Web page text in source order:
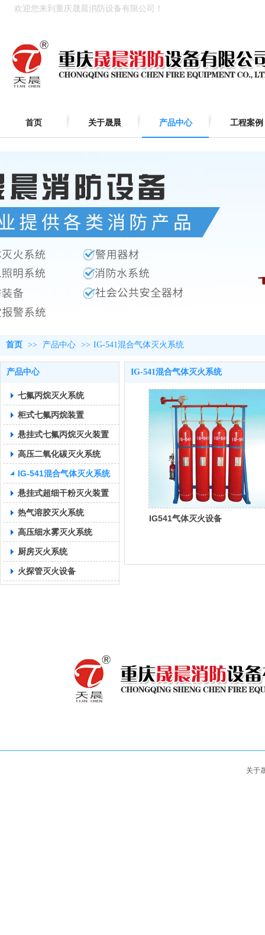
欢迎您来到重庆晟晨消防设备有限公司！
首页 关于晟晨 产品中心 工程案例
首页 >> 产品中心 >> IG-541混合气体灭火系统
产品中心
七氟丙烷灭火系统
柜式七氟丙烷装置
悬挂式七氟丙烷灭火装置
高压二氧化碳灭火系统
IG-541混合气体灭火系统
悬挂式超细干粉灭火装置
热气溶胶灭火系统
高压细水雾灭火系统
厨房灭火系统
火探管灭火设备
IG-541混合气体灭火系统
IG541气体灭火设备
关于